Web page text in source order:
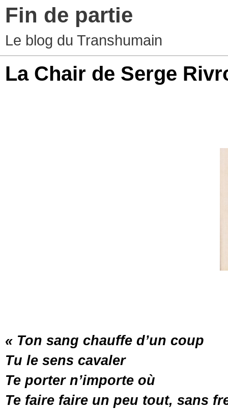
Fin de partie
Le blog du Transhumain
La Chair de Serge
« Ton sang chauffe d’un coup
Tu le sens cavaler
Te porter n’importe où
Te faire faire un peu tout, sans